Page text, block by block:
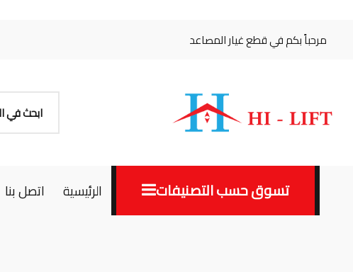
مرحباً بكم في قطع غيار المصاعد
تسوق حسب التصنيفات الرئيسية اتصل بنا